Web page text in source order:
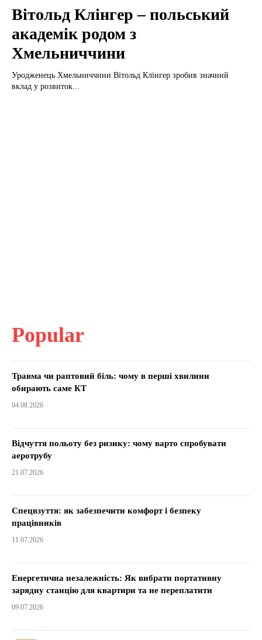
Вітольд Клінгер – польський
академік родом з
Хмельниччини
Уродженець Хмельниччини Вітольд Клінгер зробив значний
вклад у розвиток...
Popular
Травма чи раптовий біль: чому в перші хвилини
обирають саме КТ
04.08.2026
Відчуття польоту без ризику: чому варто спробувати
аеротрубу
21.07.2026
Спецвзуття: як забезпечити комфорт і безпеку
працівників
11.07.2026
Енергетична незалежність: Як вибрати портативну
зарядну станцію для квартири та не переплатити
09.07.2026